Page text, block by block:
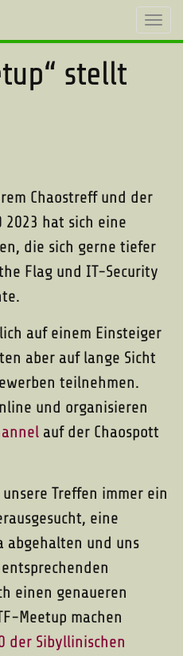
stellt
Chaostreff und der
2023 hat sich eine
die sich gerne tiefer
Flag und IT-Security
auf einem Einsteiger
aber auf lange Sicht
teilnehmen.
und organisieren
auf der Chaospott
Treffen immer ein
eine
abgehalten und uns
einen genaueren
Meetup machen
der Sibyllinischen